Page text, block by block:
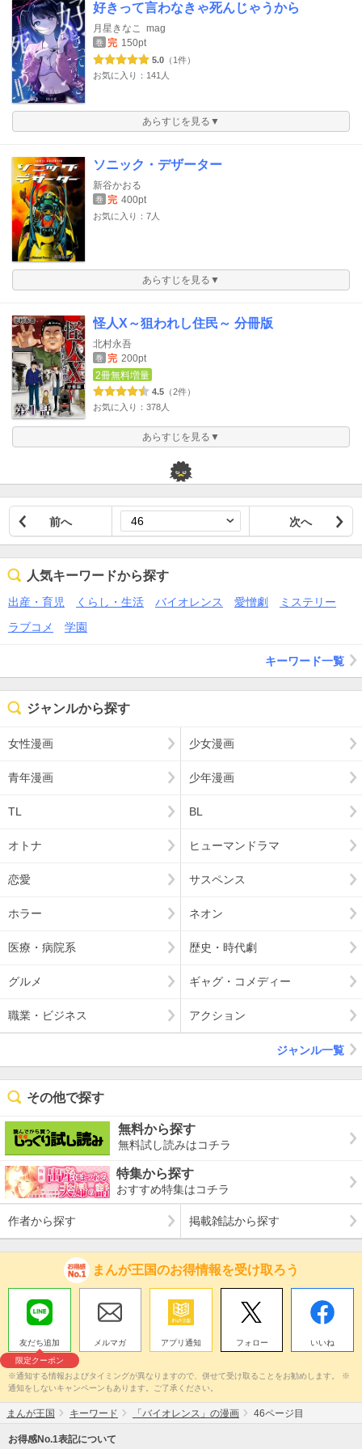
好きって言わなきゃ死んじゃうから
月星きなこ mag
巻 完 150pt
5.0 （1件）
お気に入り：141人
あらすじを見る▼
ソニック・デザーター
新谷かおる
巻 完 400pt
お気に入り：7人
あらすじを見る▼
怪人X～狙われし住民～ 分冊版
北村永吾
巻 完 200pt
2冊無料増量
4.5 （2件）
お気に入り：378人
あらすじを見る▼
前へ 次へ
人気キーワードから探す
出産・育児 くらし・生活 バイオレンス 愛憎劇
ミステリー
ラブコメ
学園
キーワード一覧
ジャンルから探す
女性漫画 少女漫画
青年漫画 少年漫画
TL BL
オトナ ヒューマンドラマ
恋愛 サスペンス
ホラー ネオン
医療・病院系 歴史・時代劇
グルメ ギャグ・コメディー
職業・ビジネス アクション
ジャンル一覧
その他で探す
無料から探す
無料試し読みはコチラ
特集から探す
おすすめ特集はコチラ
作者から探す 掲載雑誌から探す
まんが王国のお得情報を受け取ろう
友だち追加
限定クーポン
メルマガ アプリ通知 フォロー いいね
※通知する情報およびタイミングが異なりますので、併せて受け取ることをお勧めします。 ※
通知をしないキャンペーンもあります。ご了承ください。
まんが王国 キーワード 「バイオレンス」の漫画 46ページ目
お得感No.1表記について